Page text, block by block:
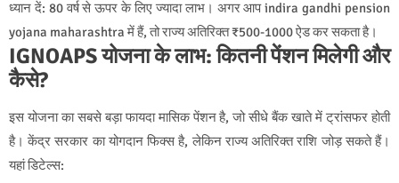
ध्यान दें: 80 वर्ष से ऊपर के लिए ज्यादा लाभ। अगर आप indira gandhi pension
yojana maharashtra में हैं, तो राज्य अतिरिक्त ₹500-1000 ऐड कर सकता है।
IGNOAPS योजना के लाभ: कितनी पेंशन मिलेगी और
कैसे?
इस योजना का सबसे बड़ा फायदा मासिक पेंशन है, जो सीधे बैंक खाते में ट्रांसफर होती
है। केंद्र सरकार का योगदान फिक्स है, लेकिन राज्य अतिरिक्त राशि जोड़ सकते हैं।
यहां डिटेल्स: